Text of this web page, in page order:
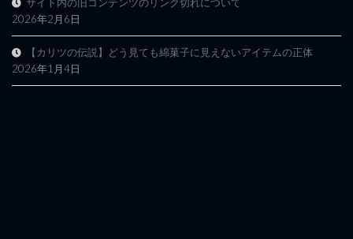
2026年2月6日
【カリツの伝説】どう見ても綿菓子に見えないアイテムの正体
2026年1月4日